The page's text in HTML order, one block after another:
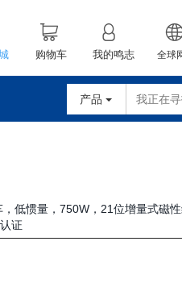
购物车 我的鸣志 全球
产品
低惯量，750W，21位增量式磁
证